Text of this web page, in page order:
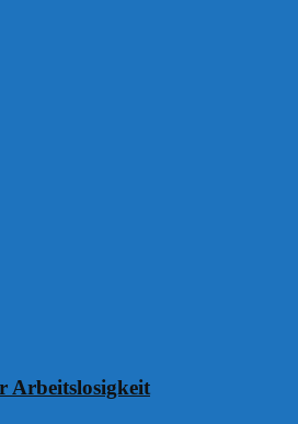
Arbeitslosigkeit